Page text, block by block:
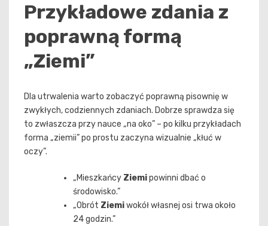
Przykładowe zdania z
poprawną formą
„Ziemi”
Dla utrwalenia warto zobaczyć poprawną pisownię w
zwykłych, codziennych zdaniach. Dobrze sprawdza się
to zwłaszcza przy nauce „na oko” – po kilku przykładach
forma „ziemii” po prostu zaczyna wizualnie „kłuć w
oczy”.
„Mieszkańcy Ziemipowinni dbać o
środowisko.”
„Obrót Ziemiwokół własnej osi trwa około
24 godzin.”